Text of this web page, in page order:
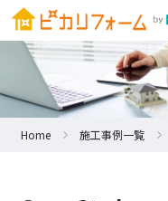
Home 施工事例一覧